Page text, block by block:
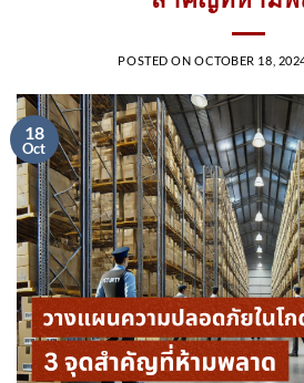
POSTED ON OCTOBER 18,
18
Oct